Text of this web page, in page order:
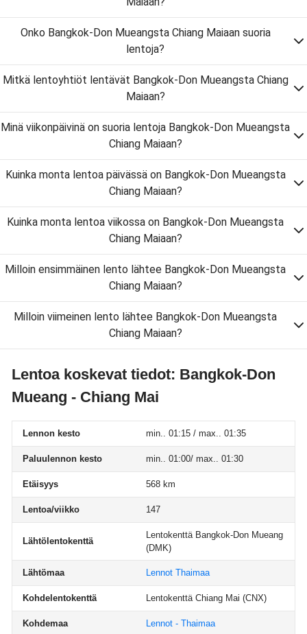
Onko Bangkok-Don Mueangsta Chiang Maiaan suoria
lentoja?
Mitkä lentoyhtiöt lentävät Bangkok-Don Mueangsta Chiang
Maiaan?
Minä viikonpäivinä on suoria lentoja Bangkok-Don Mueangsta
Chiang Maiaan?
Kuinka monta lentoa päivässä on Bangkok-Don Mueangsta
Chiang Maiaan?
Kuinka monta lentoa viikossa on Bangkok-Don Mueangsta
Chiang Maiaan?
Milloin ensimmäinen lento lähtee Bangkok-Don Mueangsta
Chiang Maiaan?
Milloin viimeinen lento lähtee Bangkok-Don Mueangsta
Chiang Maiaan?
Lentoa koskevat tiedot: Bangkok-Don
Mueang - Chiang Mai
Lennon kesto min.. 01:15 / max.. 01:35
Paluulennon kesto min.. 01:00/ max.. 01:30
Etäisyys 568 km
Lentoa/viikko 147
Lähtölentokenttä
Lentokenttä Bangkok-Don Mueang
(DMK)
Lähtömaa Lennot Thaimaa
Kohdelentokenttä Lentokenttä Chiang Mai (CNX)
Kohdemaa Lennot - Thaimaa